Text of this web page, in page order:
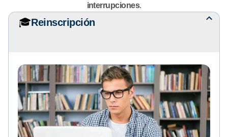
interrupciones.
🎓Reinscripción